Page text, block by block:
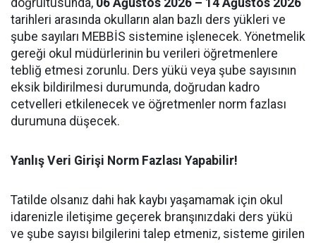
doğrultusunda, 06 Ağustos 2026 – 14 Ağustos 2026
tarihleri arasında okulların alan bazlı ders yükleri ve
şube sayıları MEBBİS sistemine işlenecek. Yönetmelik
gereği okul müdürlerinin bu verileri öğretmenlere
tebliğ etmesi zorunlu. Ders yükü veya şube sayısının
eksik bildirilmesi durumunda, doğrudan kadro
cetvelleri etkilenecek ve öğretmenler norm fazlası
durumuna düşecek.
Yanlış Veri Girişi Norm Fazlası Yapabilir!
Tatilde olsanız dahi hak kaybı yaşamamak için okul
idarenizle iletişime geçerek branşınızdaki ders yükü
ve şube sayısı bilgilerini talep etmeniz, sisteme girilen